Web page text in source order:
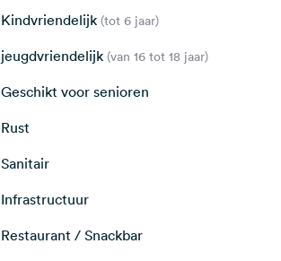
Kindvriendelijk (tot 6 jaar)
jeugdvriendelijk (van 16 tot 18 jaar)
Geschikt voor senioren
Rust
Sanitair
Infrastructuur
Restaurant / Snackbar